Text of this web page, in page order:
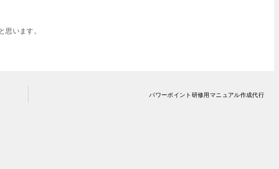
思います。
パワーポイント研修用マニュアル作成代行